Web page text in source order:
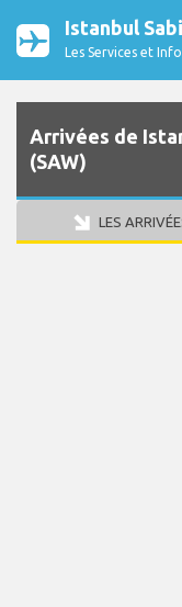
Istanbul
Les Services et
Arrivées de
(SAW)
LES